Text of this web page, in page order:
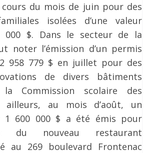
du mois de juin pour des
isolées d’une valeur
$. Dans le secteur de la
noter l’émission d’un permis
958 779 $ en juillet pour des
de divers bâtiments
Commission scolaire des
ailleurs, au mois d’août, un
1 600 000 $ a été émis pour
du nouveau restaurant
au 269 boulevard Frontenac